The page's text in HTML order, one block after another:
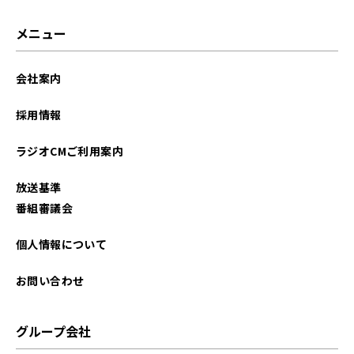
メニュー
会社案内
採用情報
ラジオCMご利用案内
放送基準
番組審議会
個人情報について
お問い合わせ
グループ会社